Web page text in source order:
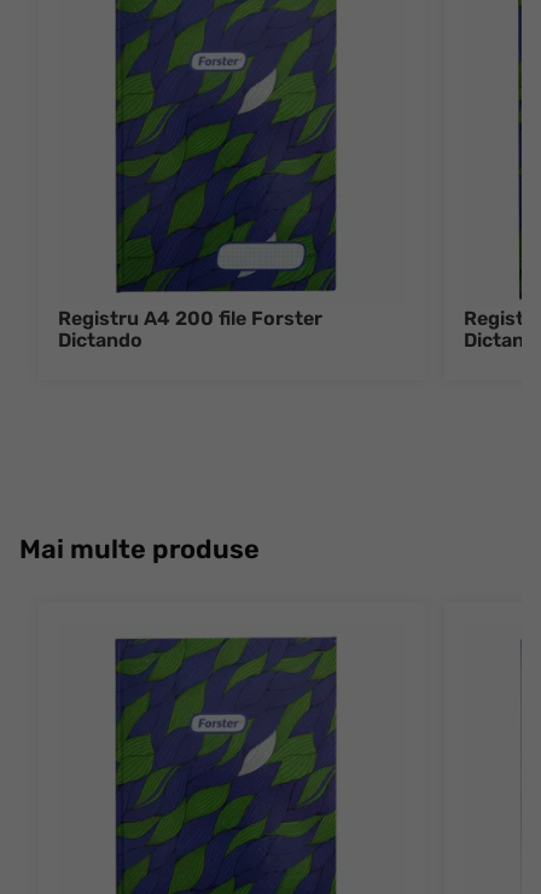
Registru A4 200 file Forster
Dictando
Mai multe produse